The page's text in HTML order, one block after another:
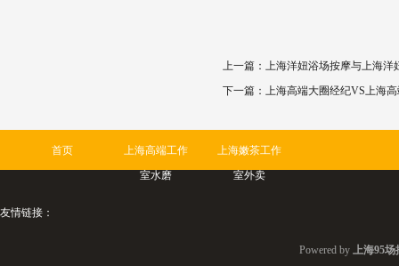
上一篇： 上海洋妞浴场按摩与上海洋
下一篇： 上海高端大圈经纪VS上海
首页
上海高端工作
室水磨
上海嫩茶工作
室外卖
友情链接：
Powered by 上海95场